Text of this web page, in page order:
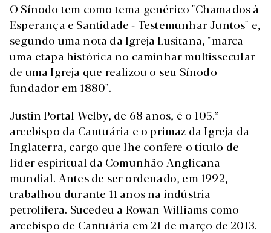
O Sínodo tem como tema genérico "Chamados à
Esperança e Santidade - Testemunhar Juntos" e,
segundo uma nota da Igreja Lusitana, "marca
uma etapa histórica no caminhar multissecular
de uma Igreja que realizou o seu Sínodo
fundador em 1880".
Justin Portal Welby, de 68 anos, é o 105.º
arcebispo da Cantuária e o primaz da Igreja da
Inglaterra, cargo que lhe confere o título de
líder espiritual da Comunhão Anglicana
mundial. Antes de ser ordenado, em 1992,
trabalhou durante 11 anos na indústria
petrolífera. Sucedeu a Rowan Williams como
arcebispo de Cantuária em 21 de março de 2013.